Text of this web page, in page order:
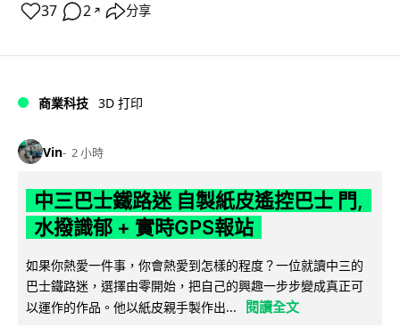
37 2 ↗ 分享
商業科技 3D 打印
Vin 2 小時
中三巴士鐵路迷 自製紙皮遙控巴士 門,
水撥識郁 + 實時GPS報站
如果你熱愛一件事，你會熱愛到怎樣的程度？一位就讀中三的
巴士鐵路迷，選擇由零開始，把自己的興趣一步步變成真正可
以運作的作品。他以紙皮親手製作出...
閱讀全文